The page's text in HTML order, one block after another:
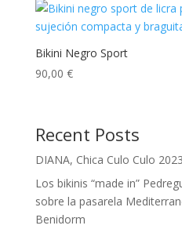
Bikini Negro Sport
90,00 €
Recent Posts
DIANA, Chica Culo Culo 2023
Los bikinis “made in”
sobre la pasarela
Benidorm